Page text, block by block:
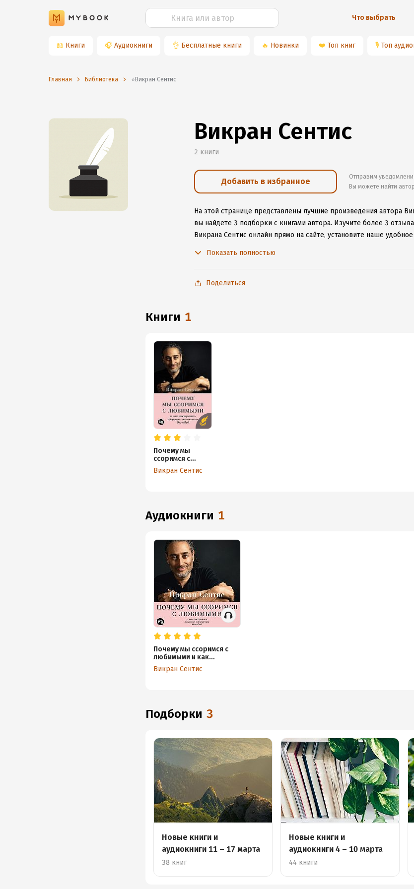
Что выбрать
📖 Книги 🎧 Аудиокниги 👌 Бесплатные книги 🔥 Новинки ❤️ Топ книг 🎙 Топ
Главная Библиотека ⭐️Викран Сентис
Викран Сентис
2 книги
Добавить в избранное
Отправим
Вы можете найти
На этой странице представлены лучшие произведения автора
вы найдете 3 подборки с книгами автора. Изучите более 3
Викрана Сентис онлайн прямо на сайте, установите наше
Показать полностью
Поделиться
книги 1
Почему мы
ссоримся с
любимыми и как
построить
Викран Сентис
аудиокниги 1
Почему мы ссоримся с
любимыми и как
построить здоровые
отношения без обид
Викран Сентис
Подборки 3
Новые книги и
аудиокниги 11 – 17 марта
38 книг
Новые книги и
аудиокниги 4 – 10 марта
44 книги